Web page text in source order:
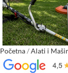
Početna/Alati i
za Trimer Lijeva